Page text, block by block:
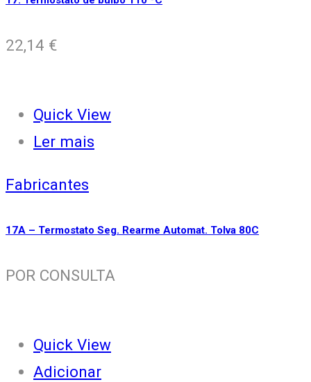
22,14 €
Quick View
Ler mais
Fabricantes
17A – Termostato Seg. Rearme Automat. Tolva 80C
POR CONSULTA
Quick View
Adicionar